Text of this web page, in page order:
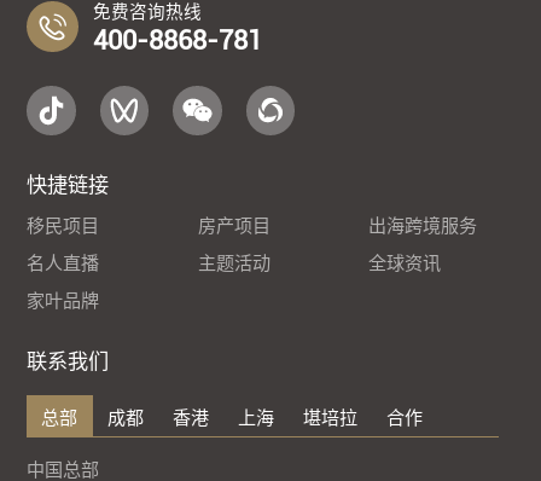
免费咨询热线
400-8868-781
快捷链接
移民项目 房产项目
出海跨境服务
名人直播
主题活动
全球资讯
家叶品牌
联系我们
总部 成都 香港 上海 堪培拉 合作
中国总部